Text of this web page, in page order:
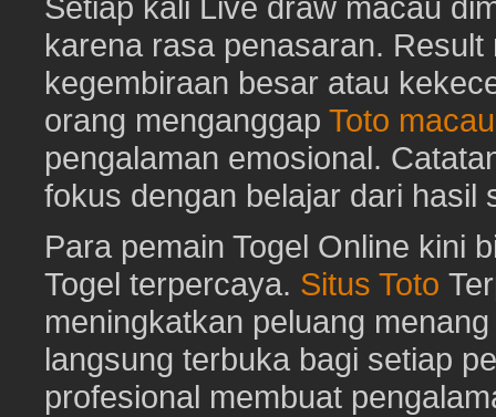
Setiap kali Live draw macau
karena rasa penasaran.
kegembiraan besar atau
orang menganggap Toto macau
pengalaman emosional.
fokus dengan belajar dari hasil
Para pemain Togel Online kini
Togel terpercaya. Situs Toto
meningkatkan peluang
langsung terbuka bagi setiap
profesional membuat